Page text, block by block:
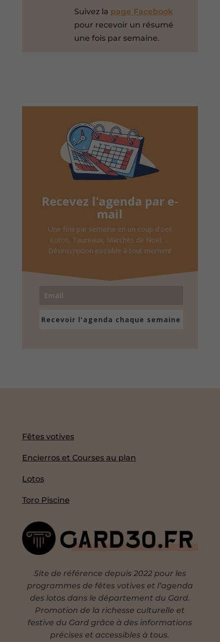
Suivez la page Facebook
pour recevoir un résumé
une fois par semaine.
Recevez l'agenda par e-
mail
Une fois par semaine en un coup d'oeil
Lotos, Taureaux, Marchés de Noël, ...
Désinscription possible à tout moment
Recevoir l'agenda chaque semaine
Fêtes votives
Encierros et Courses au plan
Lotos
Toro Piscine
Site de référence depuis 2022 pour les
programmes de fêtes votives et l’agenda
des lotos dans le département du Gard.
Promotion de la richesse culturelle et
festive du Gard grâce à des informations
précises et accessibles à tous.